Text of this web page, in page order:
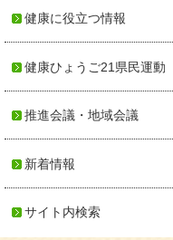
健康に役立つ情報
健康ひょうご21県民運動
推進会議・地域会議
新着情報
サイト内検索